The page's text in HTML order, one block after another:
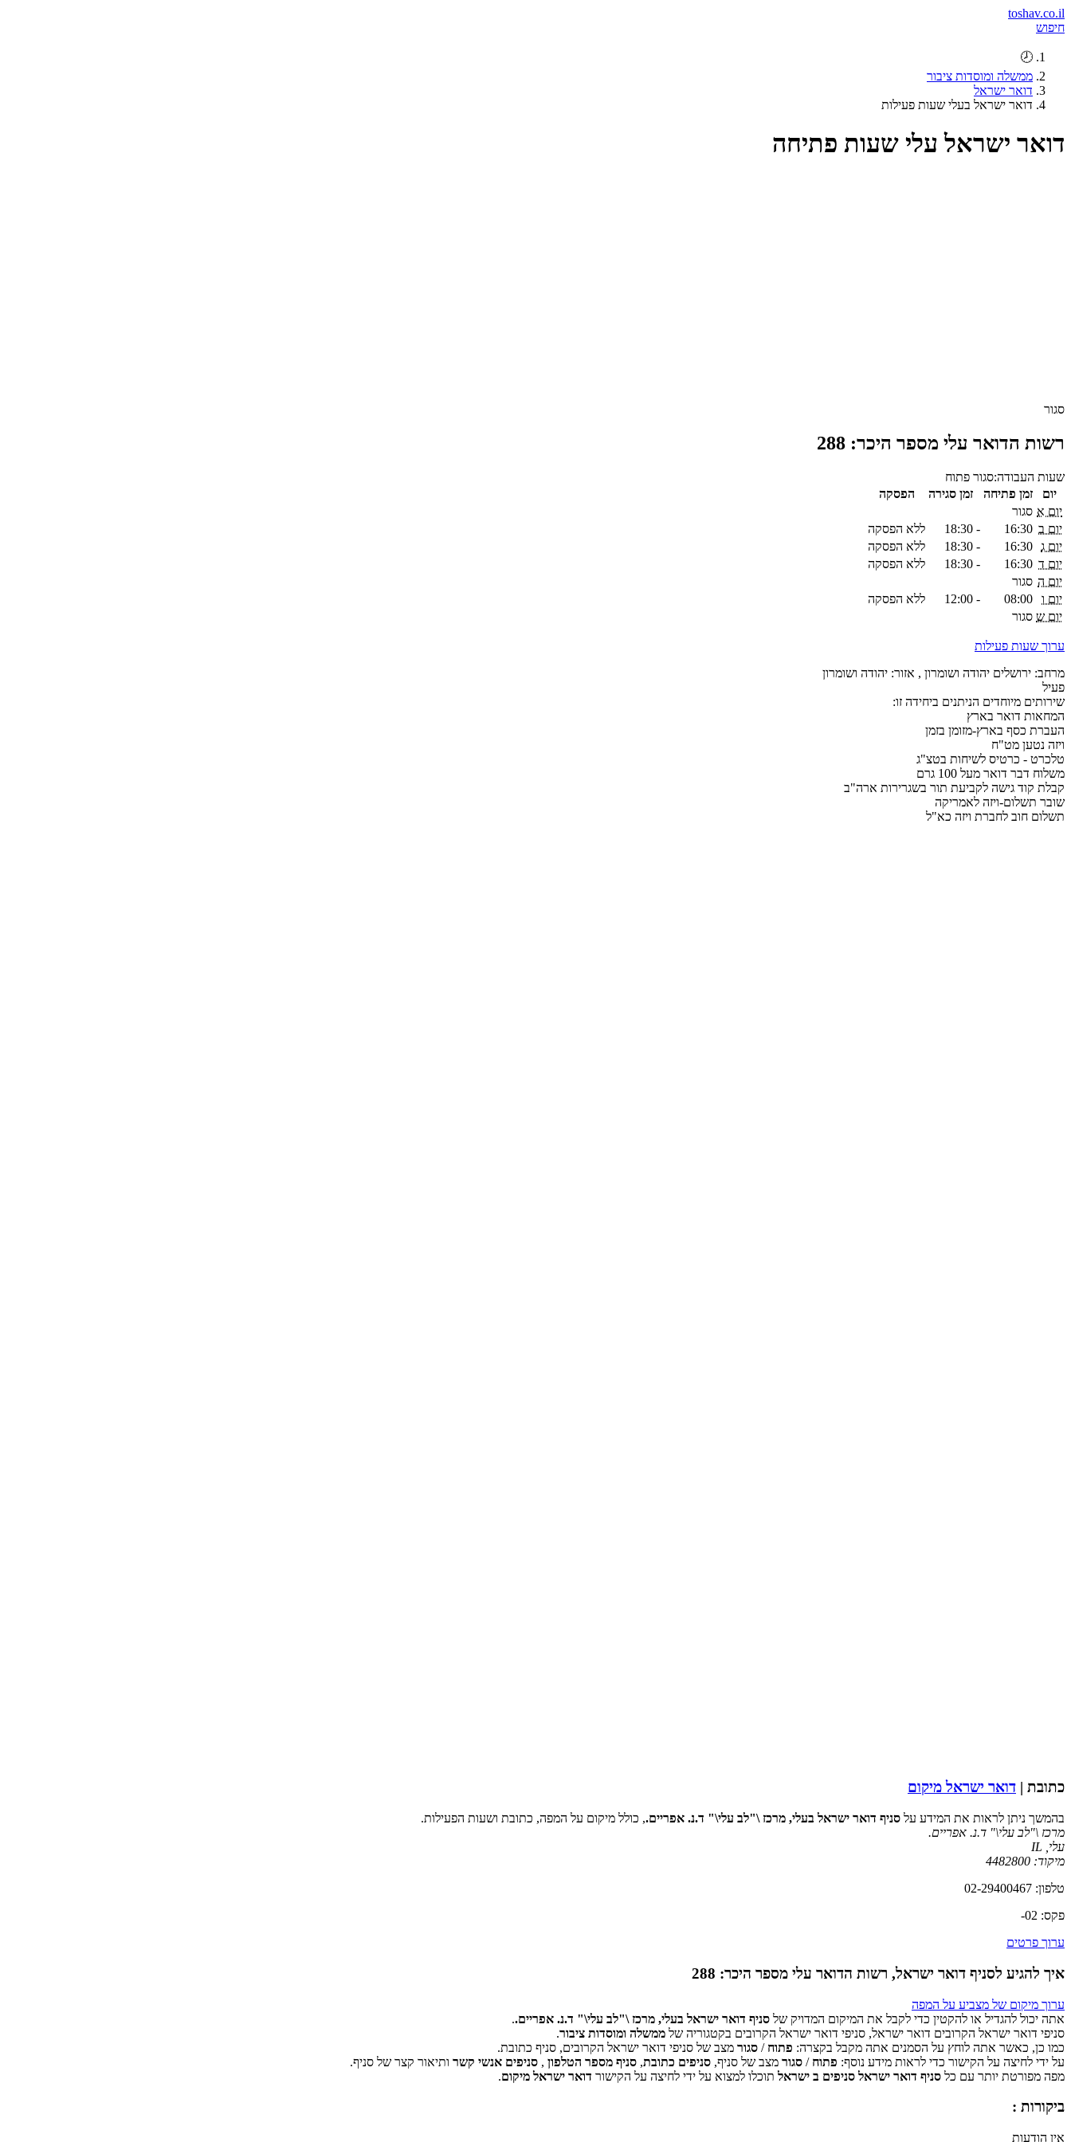
toshav.co.il
חיפוש
🕗
ממשלה ומוסדות ציבור
דואר ישראל
דואר ישראל בעלי שעות פעילות
דואר ישראל עלי שעות פתיחה
סגור
רשות הדואר עלי מספר היכר: 288
שעות העבודה:סגור פתוח
יום
זמן פתיחה זמן סגירה
הפסקה
יום א סגור
יום ב 16:30
-
18:30
ללא הפסקה
יום ג 16:30
-
18:30
ללא הפסקה
יום ד 16:30
-
18:30
ללא הפסקה
יום ה סגור
יום ו
08:00
-
12:00
ללא הפסקה
יום ש סגור
ערוך שעות פעילות
מרחב: ירושלים יהודה ושומרון , אזור: יהודה ושומרון
פעיל
שירותים מיוחדים הניתנים ביחידה זו:
המחאות דואר בארץ
העברת כסף בארץ-מזומן בזמן
ויזה נטען מט"ח
טלכרט - כרטיס לשיחות בטצ"ג
משלוח דבר דואר מעל 100 גרם
קבלת קוד גישה לקביעת תור בשגרירות ארה"ב
שובר תשלום-ויזה לאמריקה
תשלום חוב לחברת ויזה כא"ל
כתובת | דואר ישראל מיקום
בהמשך ניתן לראות את המידע על סניף דואר ישראל בעלי, מרכז \"לב עלי\" ד.נ. אפריים., כולל מיקום על המפה, כתובת ושעות הפעילות.
מרכז \"לב עלי\" ד.נ. אפריים.
עלי IL
מיקוד: 4482800
טלפון: 02-29400467
פקס: 02-
ערוך פרטים
איך להגיע לסניף דואר ישראל, רשות הדואר עלי מספר היכר: 288
‏דף זה לא יכול לטעון את מפות Google כראוי.
האם האתר הזה בבעלותך?
ערוך מיקום של מצביע על המפה
אתה יכול להגדיל או להקטין כדי לקבל את המיקום המדויק של סניף דואר ישראל בעלי, מרכז \"לב עלי\" ד.נ. אפריים..
סניפי דואר ישראל הקרובים דואר ישראל, סניפי דואר ישראל הקרובים בקטגוריה של ממשלה ומוסדות ציבור.
כמו כן, כאשר אתה לוחץ על הסמנים אתה מקבל בקצרה: פתוח / סגור מצב של סניפי דואר ישראל הקרובים, סניף כתובת.
על ידי לחיצה על הקישור כדי לראות מידע נוסף: פתוח / סגור מצב של סניף, סניפים כתובת, סניף מספר הטלפון , סניפים אנשי קשר ותיאור קצר של סניף.
מפה מפורטת יותר עם כל סניף דואר ישראל סניפים ב ישראל תוכלו למצוא על ידי לחיצה על הקישור דואר ישראל מיקום.
ביקורות :
אין הודעות